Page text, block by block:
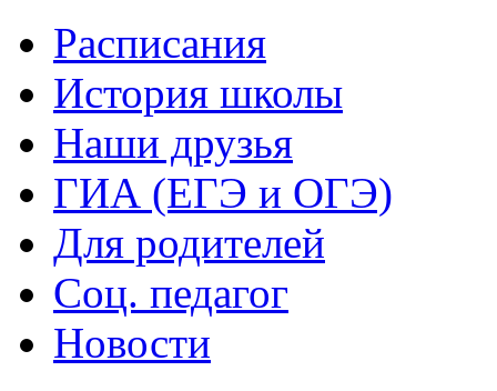
Расписания
История школы
Наши друзья
ГИА (ЕГЭ и ОГЭ)
Для родителей
Соц. педагог
Новости